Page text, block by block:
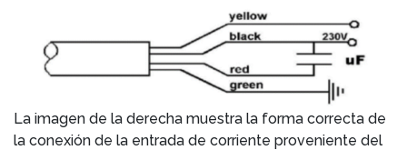
La imagen de la derecha muestra la forma correcta de
la conexión de la entrada de corriente proveniente del